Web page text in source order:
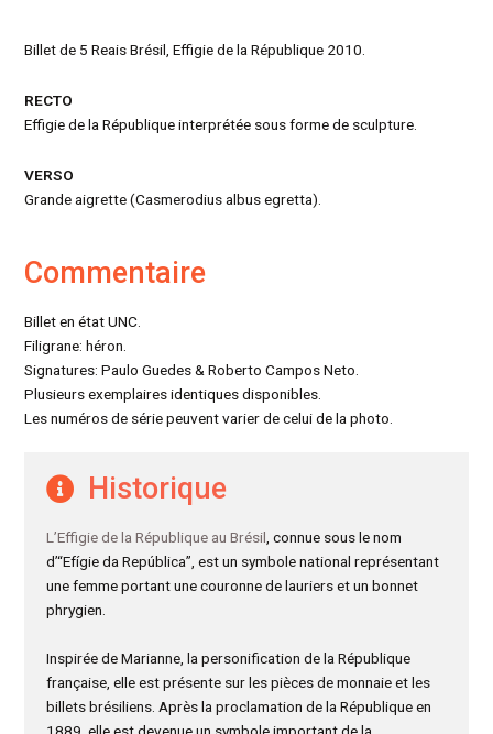
Billet de 5 Reais Brésil, Effigie de la République 2010.
RECTO
Effigie de la République interprétée sous forme de sculpture.
VERSO
Grande aigrette (Casmerodius albus egretta).
Commentaire
Billet en état UNC.
Filigrane: héron.
Signatures: Paulo Guedes & Roberto Campos Neto.
Plusieurs exemplaires identiques disponibles.
Les numéros de série peuvent varier de celui de la photo.
Historique
L’Effigie de la République au Brésil, connue sous le nom
d’“Efígie da República”, est un symbole national représentant
une femme portant une couronne de lauriers et un bonnet
phrygien.
Inspirée de Marianne, la personification de la République
française, elle est présente sur les pièces de monnaie et les
billets brésiliens. Après la proclamation de la République en